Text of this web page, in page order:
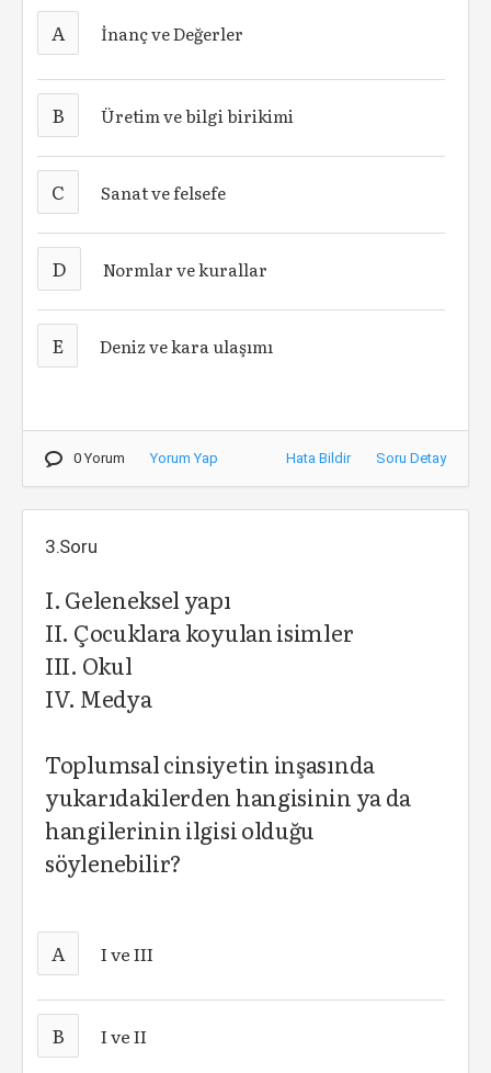
A İnanç ve Değerler
B Üretim ve bilgi birikimi
C Sanat ve felsefe
D Normlar ve kurallar
E Deniz ve kara ulaşımı
0 Yorum Yorum Yap Hata Bildir Soru Detay
3.Soru
I. Geleneksel yapı
II. Çocuklara koyulan isimler
III. Okul
IV. Medya
Toplumsal cinsiyetin inşasında
yukarıdakilerden hangisinin ya da
hangilerinin ilgisi olduğu
söylenebilir?
A I ve III
B I ve II